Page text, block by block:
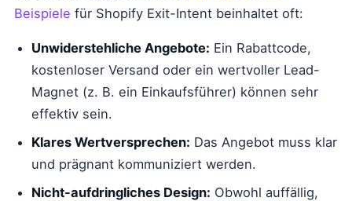
Beispiele für Shopify Exit-Intent beinhaltet oft:
Unwiderstehliche Angebote: Ein Rabattcode,
kostenloser Versand oder ein wertvoller Lead-
Magnet (z. B. ein Einkaufsführer) können sehr
effektiv sein.
Klares Wertversprechen: Das Angebot muss klar
und prägnant kommuniziert werden.
Nicht-aufdringliches Design: Obwohl auffällig,